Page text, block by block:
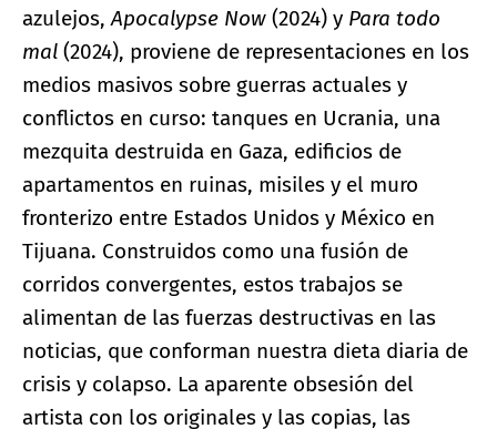
azulejos,Apocalypse Now (2024) y Para todo
mal (2024), proviene de representaciones en los
medios masivos sobre guerras actuales y
conflictos en curso: tanques en Ucrania, una
mezquita destruida en Gaza, edificios de
apartamentos en ruinas, misiles y el muro
fronterizo entre Estados Unidos y México en
Tijuana. Construidos como una fusión de
corridos convergentes, estos trabajos se
alimentan de las fuerzas destructivas en las
noticias, que conforman nuestra dieta diaria de
crisis y colapso. La aparente obsesión del
artista con los originales y las copias, las